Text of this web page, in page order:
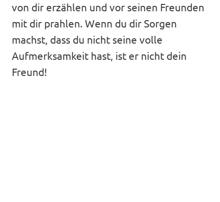
von dir erzählen und vor seinen Freunden
mit dir prahlen. Wenn du dir Sorgen
machst, dass du nicht seine volle
Aufmerksamkeit hast, ist er nicht dein
Freund!